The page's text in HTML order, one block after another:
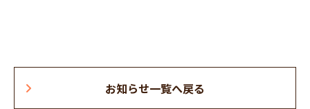
お知らせ一覧へ戻る